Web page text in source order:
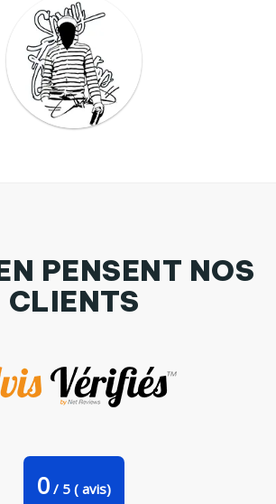
PENSENT NOS
CLIENTS
0 / 5 ( avis)